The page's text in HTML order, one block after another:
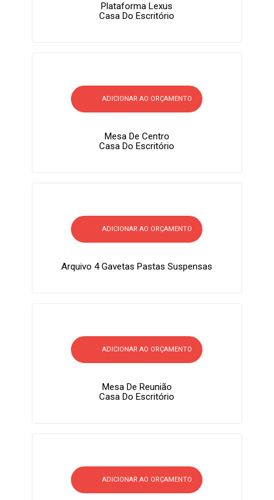
Plataforma Lexus
Casa Do Escritório
ADICIONAR AO ORÇAMENTO
Mesa De Centro
Casa Do Escritório
ADICIONAR AO ORÇAMENTO
Arquivo 4 Gavetas Pastas Suspensas
ADICIONAR AO ORÇAMENTO
Mesa De Reunião
Casa Do Escritório
ADICIONAR AO ORÇAMENTO